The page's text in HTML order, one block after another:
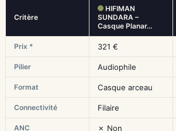
Critère
HIFIMAN
SUNDARA –
Casque Planar…
Prix * 321 €
Pilier Audiophile
Format Casque arceau
Connectivité Filaire
ANC ✗ Non